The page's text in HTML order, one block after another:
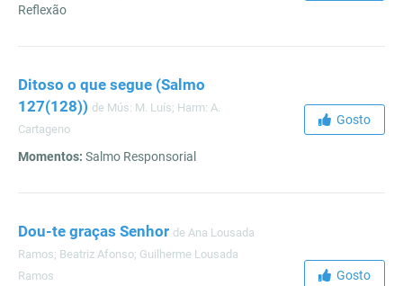
Reflexão
Ditoso o que segue (Salmo
127(128)) de Mús: M. Luís; Harm: A.
Cartageno
Momentos: Salmo Responsorial
Gosto
Dou-te graças Senhor de Ana Lousada
Ramos; Beatriz Afonso; Guilherme Lousada
Ramos
Gosto